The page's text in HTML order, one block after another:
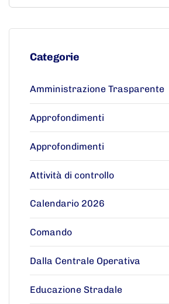
Categorie
Amministrazione Trasparente
Approfondimenti
Approfondimenti
Attività di controllo
Calendario 2026
Comando
Dalla Centrale Operativa
Educazione Stradale